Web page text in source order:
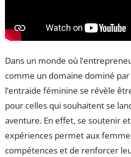
Dans un monde où
comme un domaine dominé
l’entraide féminine se révèle
pour celles qui souhaitent se
aventure. En effet, se soutenir
expériences permet aux
compétences et de renforcer